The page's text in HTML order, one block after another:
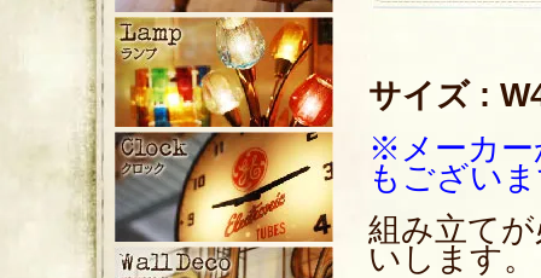
サイズ :
※メーカー
もござい
組み立て
いします。